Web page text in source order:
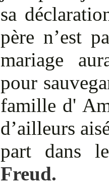
sa
père n’est
mariage
pour
famille d'
d’ailleurs
part dans
Freud.